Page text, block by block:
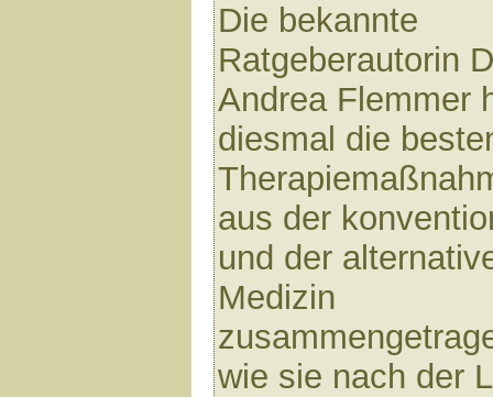
Die bekannte
Ratgeberautorin
Andrea Flemmer
diesmal die
aus der
und der
Medizin
wie sie nach der